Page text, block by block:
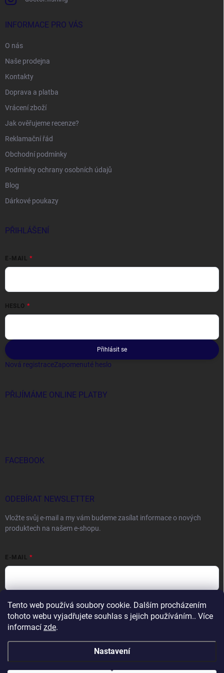
Tento web používá soubory cookie. Dalším procházením
tohoto webu vyjadřujete souhlas s jejich používáním.. Více
informací zde.
Nastavení
INFORMACE PRO VÁS
O nás
Naše prodejna
Kontakty
Doprava a platba
Vrácení zboží
Jak ověřujeme recenze?
Reklamační řád
Obchodní podmínky
Podmínky ochrany osobních údajů
Blog
Dárkové poukazy
PŘIHLÁŠENÍ
E-MAIL
HESLO
Přihlásit se
Nová registraceZapomenuté heslo
PŘIJÍMÁME ONLINE PLATBY
FACEBOOK
ODEBÍRAT NEWSLETTER
Vložte svůj e-mail a my vám budeme zasílat informace o nových
produktech na našem e-shopu.
E-MAIL
Vložením e-mailu souhlasíte spodmínkami ochrany osobních údajů
Přihlásit se